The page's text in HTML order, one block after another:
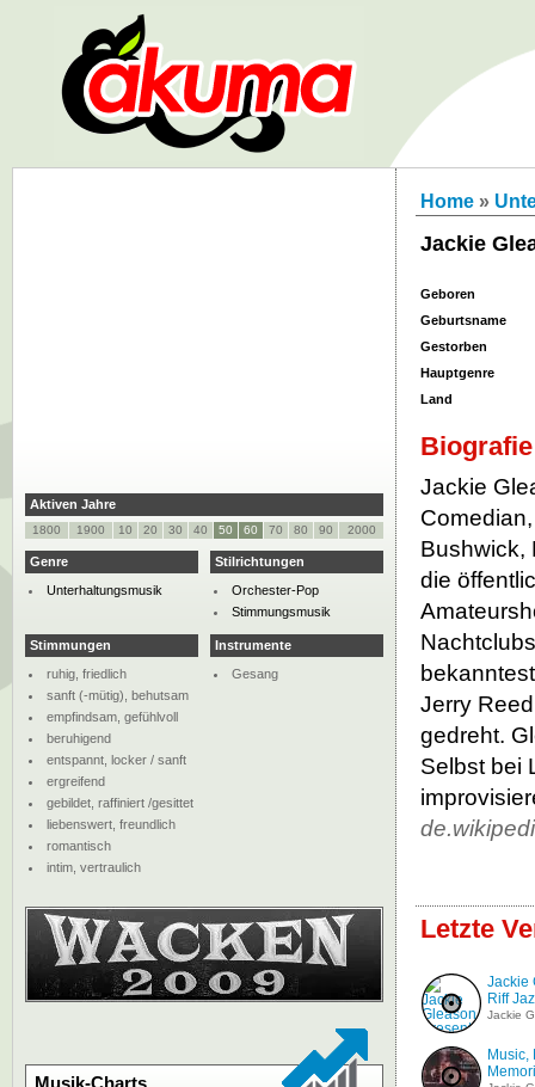
Home »
Jackie
Geboren
Geburtsname
Gestorben
Hauptgenre
Land
Biografie
Jackie
Bushwick,
die
Jerry
gedreht.
Selbst bei
Letzte
Jackie
Riff
Jackie
Music,
Aktiven Jahre
1800 1900 10 20 30 40 50 60 70 80 90 2000
Genre
Unterhaltungsmusik
Stilrichtungen
Orchester-Pop
Stimmungsmusik
Stimmungen
ruhig, friedlich
sanft (-mütig), behutsam
empfindsam, gefühlvoll
beruhigend
entspannt, locker / sanft
ergreifend
gebildet, raffiniert /gesittet
liebenswert, freundlich
romantisch
intim, vertraulich
Instrumente
Gesang
Musik-Charts